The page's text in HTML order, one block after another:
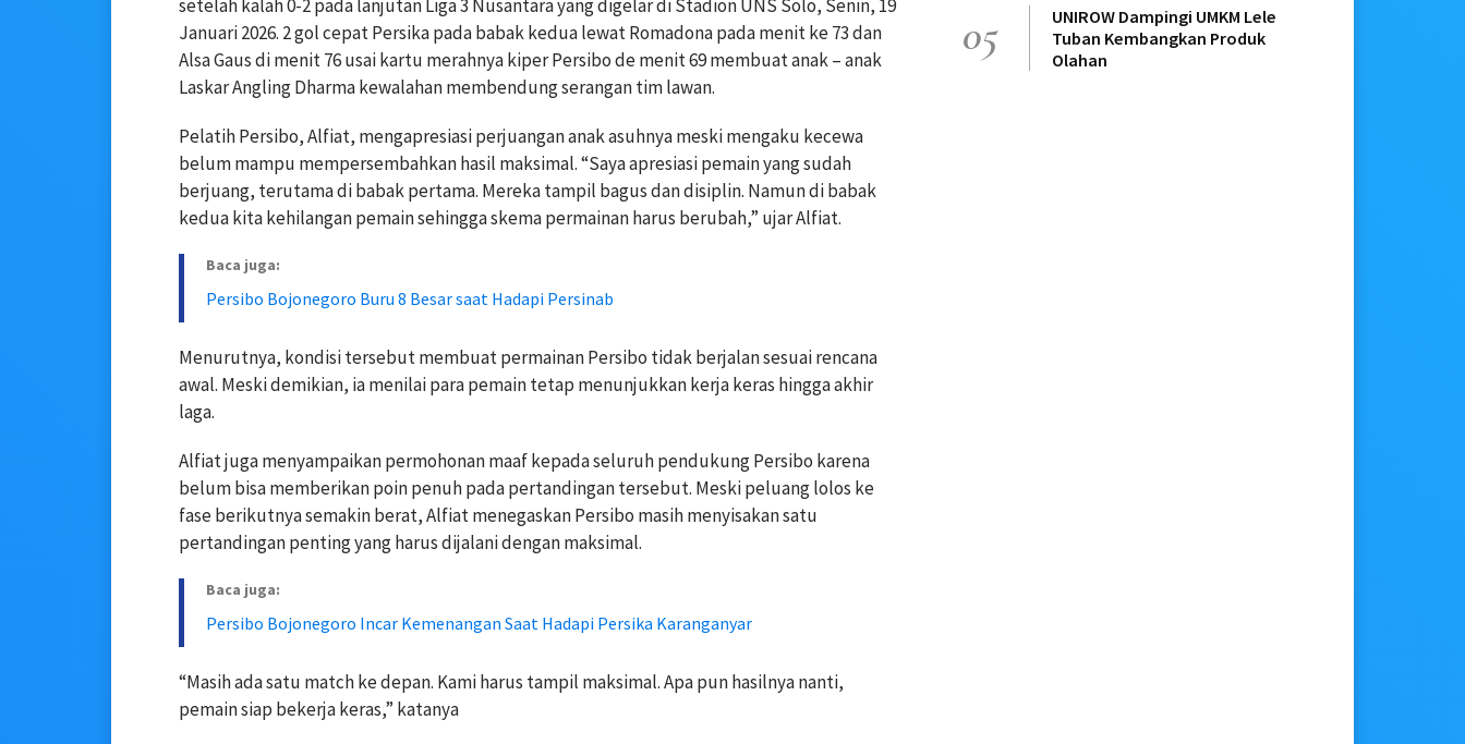
setelah kalah 0-2 pada lanjutan Liga 3 Nusantara yang digelar di Stadion UNS Solo, Senin, 19
Januari 2026. 2 gol cepat Persika pada babak kedua lewat Romadona pada menit ke 73 dan
Alsa Gaus di menit 76 usai kartu merahnya kiper Persibo de menit 69 membuat anak – anak
Laskar Angling Dharma kewalahan membendung serangan tim lawan.
Pelatih Persibo, Alfiat, mengapresiasi perjuangan anak asuhnya meski mengaku kecewa
belum mampu mempersembahkan hasil maksimal. “Saya apresiasi pemain yang sudah
berjuang, terutama di babak pertama. Mereka tampil bagus dan disiplin. Namun di babak
kedua kita kehilangan pemain sehingga skema permainan harus berubah,” ujar Alfiat.
Baca juga:
Persibo Bojonegoro Buru 8 Besar saat Hadapi Persinab
Menurutnya, kondisi tersebut membuat permainan Persibo tidak berjalan sesuai rencana
awal. Meski demikian, ia menilai para pemain tetap menunjukkan kerja keras hingga akhir
laga.
Alfiat juga menyampaikan permohonan maaf kepada seluruh pendukung Persibo karena
belum bisa memberikan poin penuh pada pertandingan tersebut. Meski peluang lolos ke
fase berikutnya semakin berat, Alfiat menegaskan Persibo masih menyisakan satu
pertandingan penting yang harus dijalani dengan maksimal.
Baca juga:
Persibo Bojonegoro Incar Kemenangan Saat Hadapi Persika Karanganyar
“Masih ada satu match ke depan. Kami harus tampil maksimal. Apa pun hasilnya nanti,
pemain siap bekerja keras,” katanya
05
UNIROW Dampingi UMKM Lele
Tuban Kembangkan Produk
Olahan